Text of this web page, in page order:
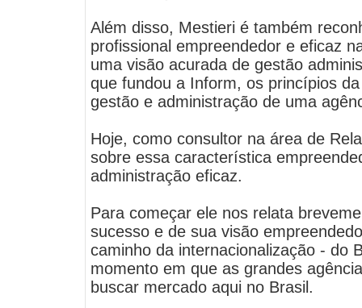
Além disso, Mestieri é também
profissional empreendedor e eficaz
uma visão acurada de gestão
que fundou a Inform, os princípios
gestão e administração de uma
Hoje, como consultor na área de
sobre essa característica
administração eficaz.
Para começar ele nos relata
sucesso e de sua visão
caminho da internacionalização - do
momento em que as grandes
buscar mercado aqui no Brasil.